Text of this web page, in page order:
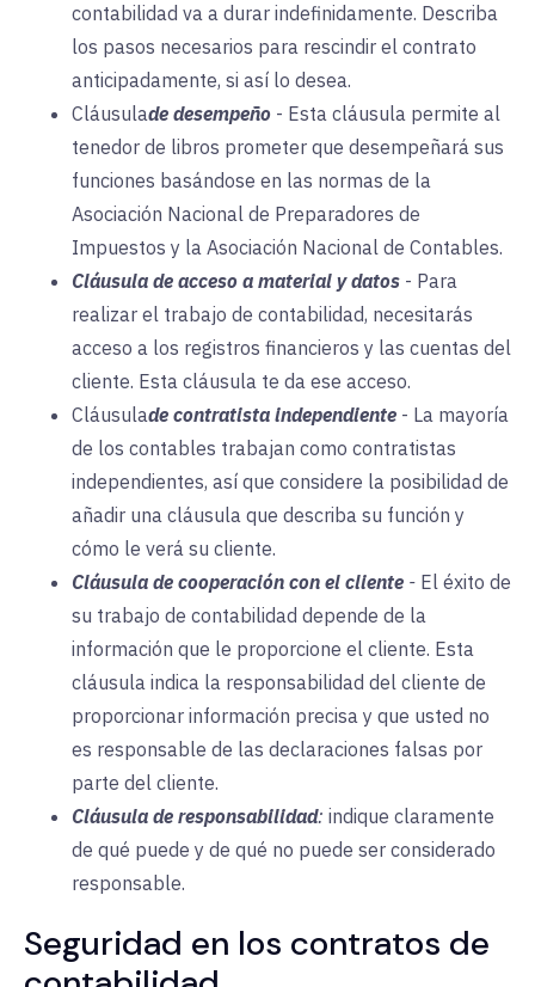
contabilidad va a durar indefinidamente. Describa
los pasos necesarios para rescindir el contrato
anticipadamente, si así lo desea.
Cláusulade desempeño - Esta cláusula permite al
tenedor de libros prometer que desempeñará sus
funciones basándose en las normas de la
Asociación Nacional de Preparadores de
Impuestos y la Asociación Nacional de Contables.
Cláusula de acceso a material y datos - Para
realizar el trabajo de contabilidad, necesitarás
acceso a los registros financieros y las cuentas del
cliente. Esta cláusula te da ese acceso.
Cláusulade contratista independiente - La mayoría
de los contables trabajan como contratistas
independientes, así que considere la posibilidad de
añadir una cláusula que describa su función y
cómo le verá su cliente.
Cláusula de cooperación con el cliente - El éxito de
su trabajo de contabilidad depende de la
información que le proporcione el cliente. Esta
cláusula indica la responsabilidad del cliente de
proporcionar información precisa y que usted no
es responsable de las declaraciones falsas por
parte del cliente.
Cláusula de responsabilidad: indique claramente
de qué puede y de qué no puede ser considerado
responsable.
Seguridad en los contratos de